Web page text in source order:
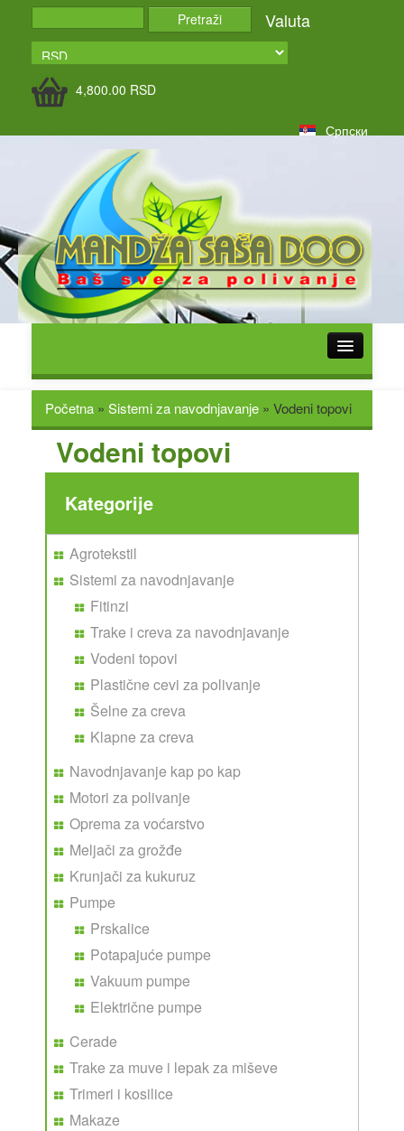
Valuta
4,800.00 RSD
Српски
POČETNA
O NAMA
ONLINE PRODAJA
SAVETI
NOVOSTI
Početna » Sistemi za navodnjavanje » Vodeni topovi
Vodeni topovi
Kategorije
Agrotekstil
Sistemi za navodnjavanje
Fitinzi
Trake i creva za navodnjavanje
Vodeni topovi
Plastične cevi za polivanje
Šelne za creva
Klapne za creva
Navodnjavanje kap po kap
Motori za polivanje
Oprema za voćarstvo
Meljači za grožđe
Krunjači za kukuruz
Pumpe
Prskalice
Potapajuće pumpe
Vakuum pumpe
Električne pumpe
Cerade
Trake za muve i lepak za miševe
Trimeri i kosilice
Makaze